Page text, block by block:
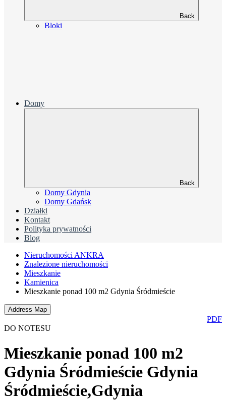
Back
Bloki
Domy
Back
Domy Gdynia
Domy Gdańsk
Działki
Kontakt
Polityka prywatności
Blog
Nieruchomości ANKRA
Znalezione nieruchomości
Mieszkanie
Kamienica
Mieszkanie ponad 100 m2 Gdynia Śródmieście
Address Map
PDF
DO NOTESU
Mieszkanie ponad 100 m2
Gdynia Śródmieście Gdynia
Śródmieście,Gdynia